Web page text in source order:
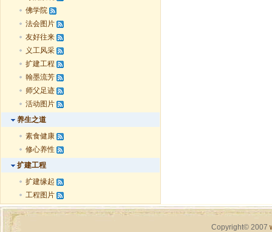
佛学院
法会图片
友好往来
义工风采
扩建工程
翰墨流芳
师父足迹
活动图片
养生之道
素食健康
修心养性
扩建工程
扩建缘起
工程图片
Copyright© 2007